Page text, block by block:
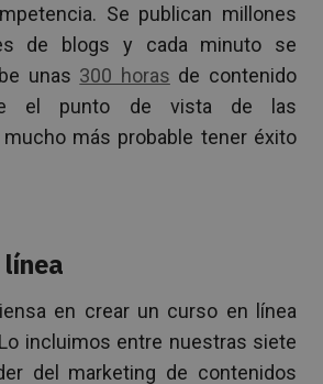
Se publican millones
de blogs y cada minuto se
unas 300 horas de contenido
el punto de vista de las
más probable tener éxito
línea
en crear un curso en línea
incluimos entre nuestras siete
del marketing de contenidos